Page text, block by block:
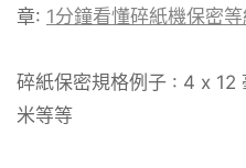
章: 1分鐘看懂碎紙機保密
碎紙保密規格例子 : 4 x
米等等